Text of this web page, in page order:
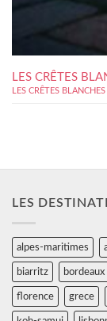
LES CRÊTES
LES CRÊTES
LES
alpes-maritimes
biarritz bordeaux
florence grece